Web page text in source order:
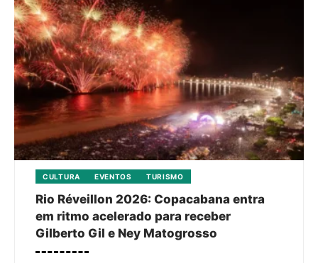
CULTURA EVENTOS TURISMO
Rio Réveillon 2026: Copacabana entra
em ritmo acelerado para receber
Gilberto Gil e Ney Matogrosso